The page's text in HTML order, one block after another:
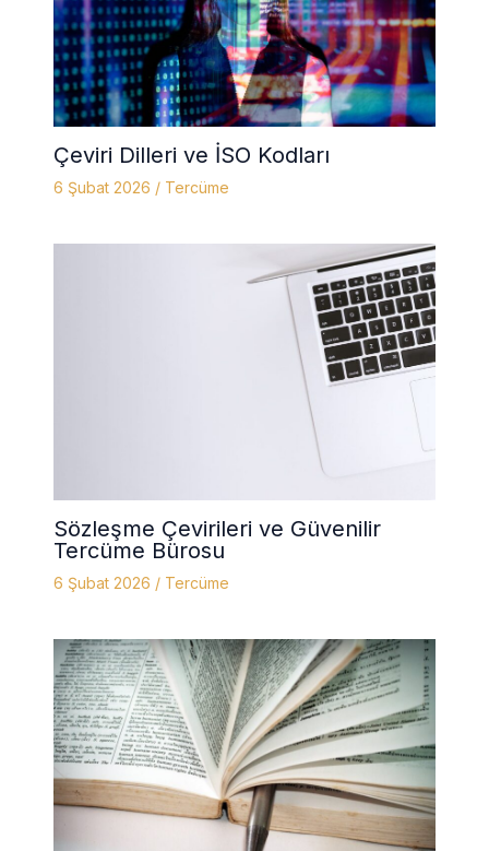
Çeviri Dilleri ve İSO Kodları
6 Şubat 2026 / Tercüme
Sözleşme Çevirileri ve Güvenilir
Tercüme Bürosu
6 Şubat 2026 / Tercüme